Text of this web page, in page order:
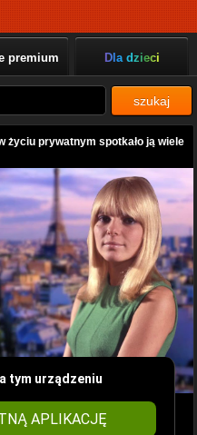
premium Dla dzieci
szukaj
życiu prywatnym spotkało ją wiele
tym urządzeniu
APLIKACJĘ